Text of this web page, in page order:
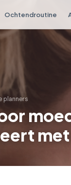
Ochtendroutine
planners